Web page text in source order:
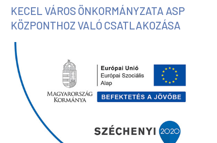
KECEL VÁROS ÖNKORMÁNYZATA ASP
KÖZPONTHOZ VALÓ CSATLAKOZÁSA